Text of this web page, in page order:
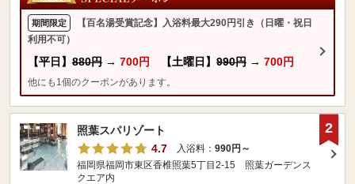
期間限定
【百名湯受賞記念】入浴料最大290円引き（日曜・祝日
利用不可）
【平日】 880円 → 700円 【土曜日】 990円 → 700円
他にも1個のクーポンがあります。
照葉スパリゾート
4.7
入浴料： 990円～
福岡県福岡市東区香椎照葉5丁目2-15 照葉ガーデンス
クエア内
2